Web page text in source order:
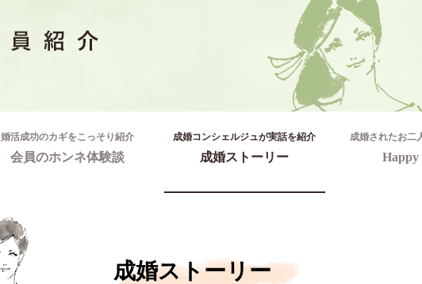
婚活成功のカギをこっそり紹介
会員のホンネ体験談
成婚コンシェルジュが実話を紹介
成婚ストーリー
成婚されたお二
Happy
成婚ストーリー